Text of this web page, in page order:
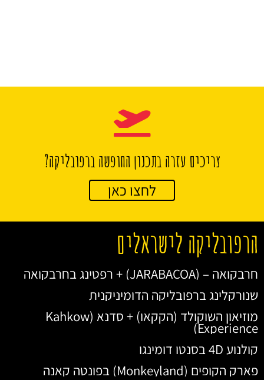
צריכים עזרה בתכנון החופשה ברפובליקה?
לחצו כאן
הרפובליקה לישראלים
חרבקואה – (JARABACOA) + רפטינג בחרבקואה
שנורקלינג ברפובליקה הדומיניקנית
מוזיאון השוקולד (הקקאו) + סדנא (Kahkow
Experience)
קולנוע 4D בסנטו דומינגו
פארק הקופים (Monkeyland) בפונטה קאנה